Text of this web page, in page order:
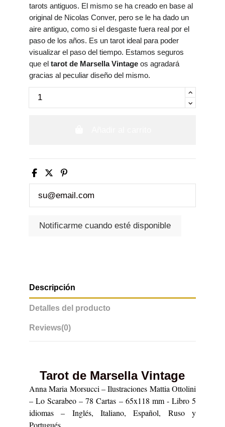
tarots antiguos. El mismo se ha creado en base al
original de Nicolas Conver, pero se le ha dado un
aire antiguo, como si el desgaste fuera real por el
paso de los años. Es un tarot ideal para poder
visualizar el paso del tiempo. Estamos seguros
que el tarot de Marsella Vintageos agradará
gracias al peculiar diseño del mismo.
Descripción
Detalles del producto
Reviews(0)
Tarot de Marsella Vintage
Anna Maria Morsucci – Ilustraciones Mattia Ottolini
– Lo Scarabeo – 78 Cartas – 65x118 mm - Libro 5
idiomas – Inglés, Italiano, Español, Ruso y
Portugués